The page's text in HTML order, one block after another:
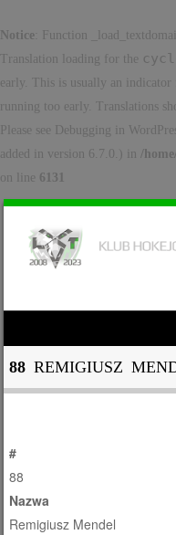
Notice : Function
Translation loading for the
early. This is usually an
running too early. Translations
Please see
Debugging in
added in version 6.7.0.) in /
on line 6131
88 REMIGIUSZ
#
88
Nazwa
Remigiusz Mendel